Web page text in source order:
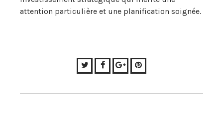
attention particulière et une planification soignée.
TwitterFacebook
Google+Pinterest